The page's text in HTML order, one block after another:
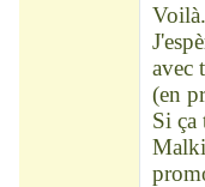
Voilà.
avec
(en
Si ça